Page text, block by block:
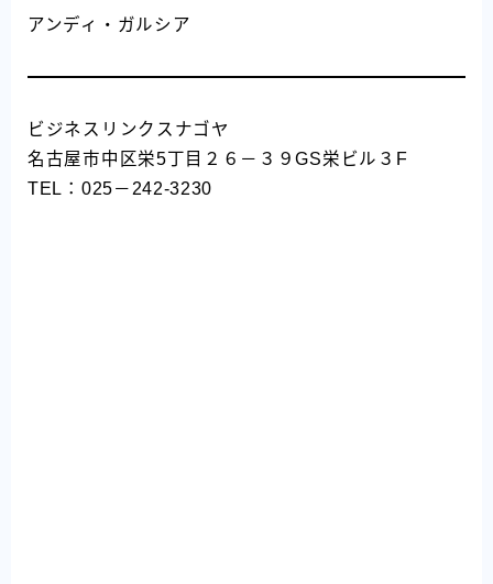
アンディ・ガルシア
ビジネスリンクスナゴヤ
名古屋市中区栄5丁目２６－３９GS栄ビル３F
TEL：025－242-3230